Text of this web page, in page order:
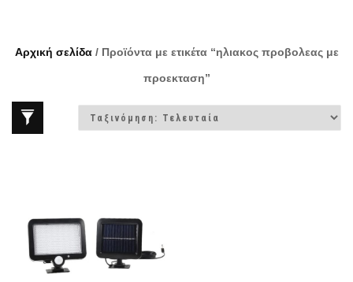
Αρχική σελίδα/ Προϊόντα με ετικέτα “ηλιακος προβολεας με
προεκταση”